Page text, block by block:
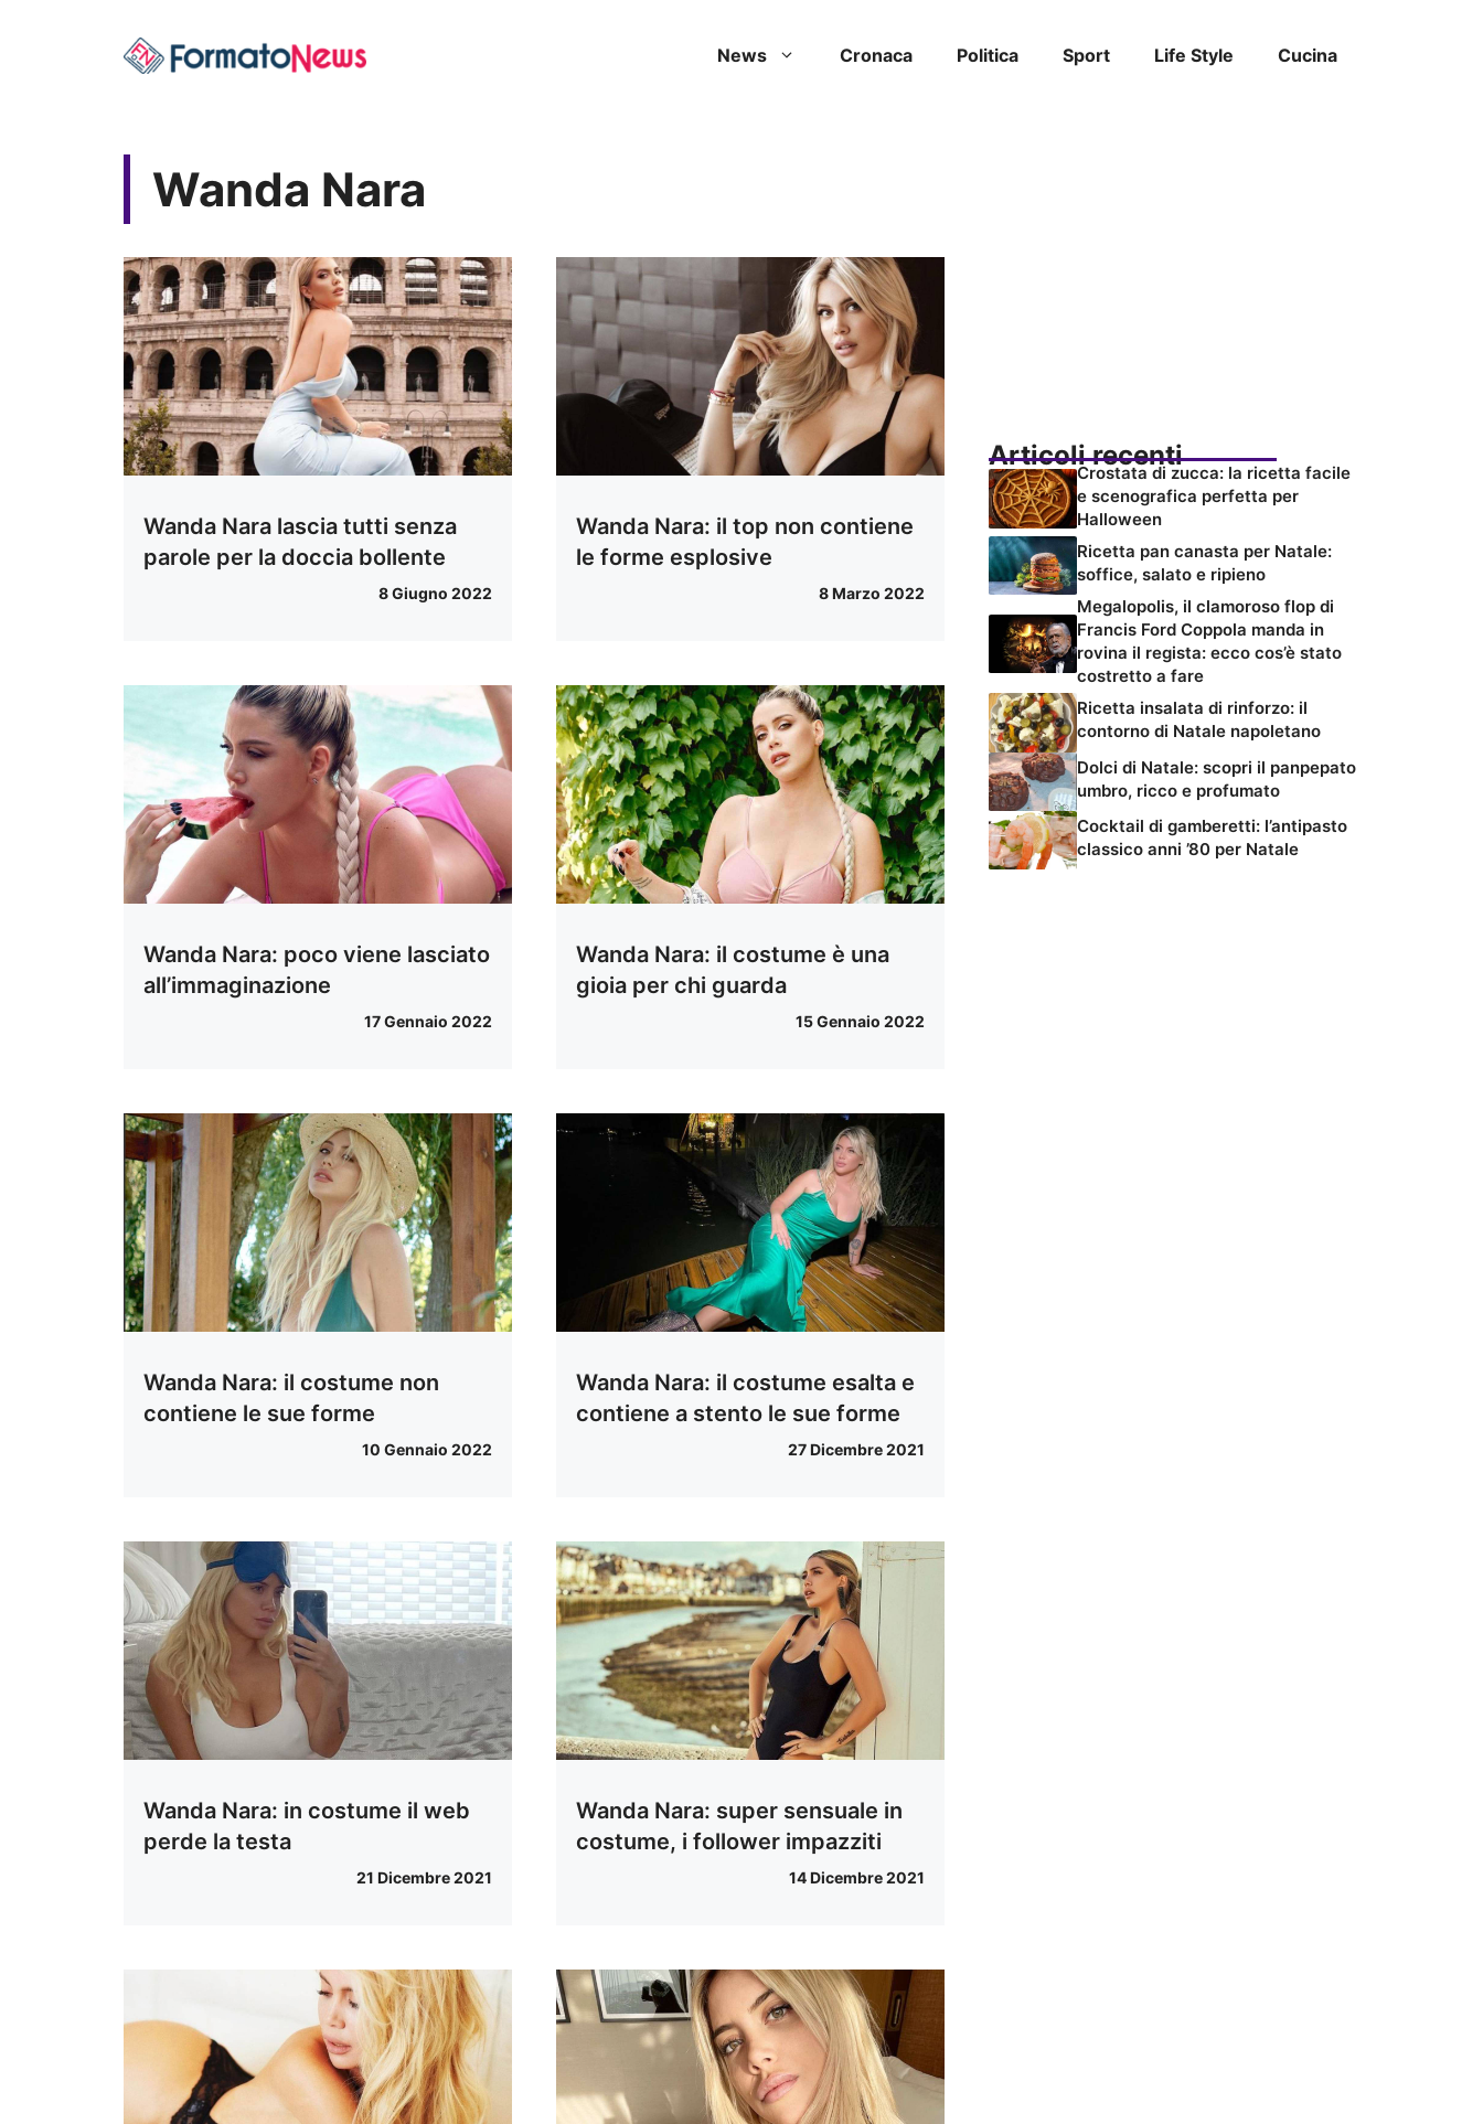
News Cronaca Politica Sport Life Style Cucina
Wanda Nara
Wanda Nara lascia tutti senza
parole per la doccia bollente
8 Giugno 2022
Wanda Nara: il top non contiene
le forme esplosive
8 Marzo 2022
Wanda Nara: poco viene lasciato
all’immaginazione
17 Gennaio 2022
Wanda Nara: il costume è una
gioia per chi guarda
15 Gennaio 2022
Wanda Nara: il costume non
contiene le sue forme
10 Gennaio 2022
Wanda Nara: il costume esalta e
contiene a stento le sue forme
27 Dicembre 2021
Wanda Nara: in costume il web
perde la testa
21 Dicembre 2021
Wanda Nara: super sensuale in
costume, i follower impazziti
14 Dicembre 2021
Articoli recenti
Crostata di zucca: la ricetta facile
e scenografica perfetta per
Halloween
Ricetta pan canasta per Natale:
soffice, salato e ripieno
Megalopolis, il clamoroso flop di
Francis Ford Coppola manda in
rovina il regista: ecco cos’è stato
costretto a fare
Ricetta insalata di rinforzo: il
contorno di Natale napoletano
Dolci di Natale: scopri il panpepato
umbro, ricco e profumato
Cocktail di gamberetti: l’antipasto
classico anni ’80 per Natale